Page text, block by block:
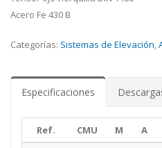
Acero Fe 430 B
Categorías: Sistemas de Elevación,
Especificaciones
Ref. CMU M A